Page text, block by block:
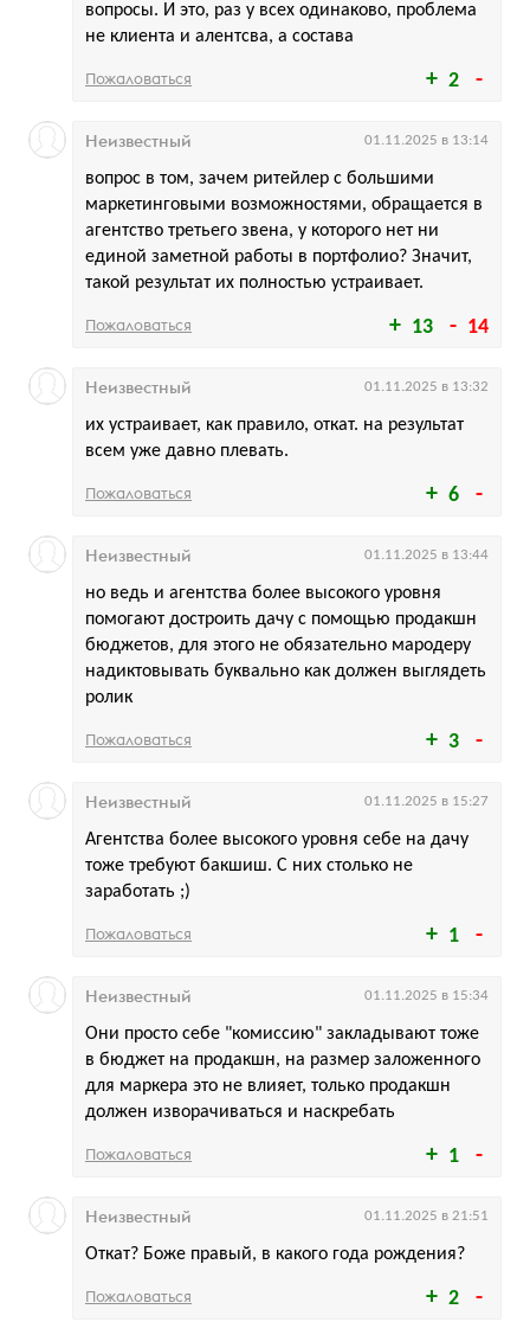
2
вопросы. И это, раз у всех одинаково, проблема
не клиента и алентсва, а состава
Пожаловаться
13 14
вопрос в том, зачем ритейлер с большими
маркетинговыми возможностями, обращается в
агентство третьего звена, у которого нет ни
единой заметной работы в портфолио? Значит,
такой результат их полностью устраивает.
Неизвестный 01.11.2025 в 13:14
Пожаловаться
6
их устраивает, как правило, откат. на результат
всем уже давно плевать.
Неизвестный 01.11.2025 в 13:32
Пожаловаться
3
но ведь и агентства более высокого уровня
помогают достроить дачу с помощью продакшн
бюджетов, для этого не обязательно мародеру
надиктовывать буквально как должен выглядеть
ролик
Неизвестный 01.11.2025 в 13:44
Пожаловаться
1
Агентства более высокого уровня себе на дачу
тоже требуют бакшиш. С них столько не
заработать ;)
Неизвестный 01.11.2025 в 15:27
Пожаловаться
1
Они просто себе "комиссию" закладывают тоже
в бюджет на продакшн, на размер заложенного
для маркера это не влияет, только продакшн
должен изворачиваться и наскребать
Неизвестный 01.11.2025 в 15:34
Пожаловаться
2
Откат? Боже правый, в какого года рождения?
Неизвестный 01.11.2025 в 21:51
Пожаловаться